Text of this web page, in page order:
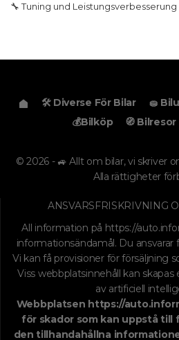
🔧 Tuning und Leistungsverbesserung
🛠️ Diverse För Bilar 🧽
💰Bilköp
🧭 Bilresor
© 2026 - 🚙 Allt om bilar, vi skriver
Alla rättigheter
ANSVARSFRISKRIVNING
All information på https://
informationsändamål. Du ansvarar
Vi kan få provisioner för försäljning
Viss webbplatsinnehåll kan
av artificiell
Webbplatsen https://
för skador som kan uppstå till
den tillhandahållna